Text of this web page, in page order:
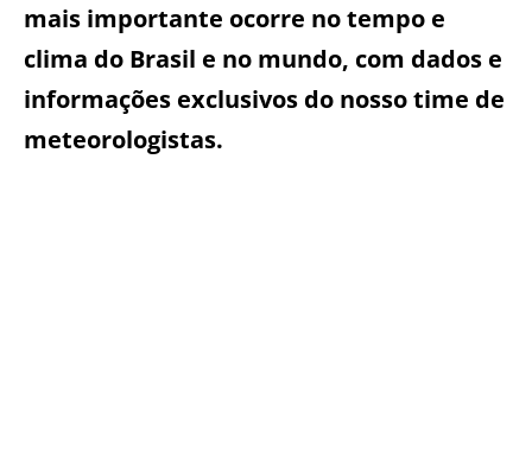
mais importante ocorre no tempo e
clima do Brasil e no mundo, com dados e
informações exclusivos do nosso time de
meteorologistas.